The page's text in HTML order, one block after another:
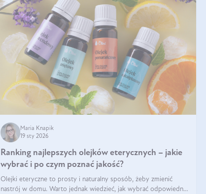
Maria Knapik
19 sty 2026
Ranking najlepszych olejków eterycznych – jakie
wybrać i po czym poznać jakość?
Olejki eteryczne to prosty i naturalny sposób, żeby zmienić
nastrój w domu. Warto jednak wiedzieć, jak wybrać odpowiednie